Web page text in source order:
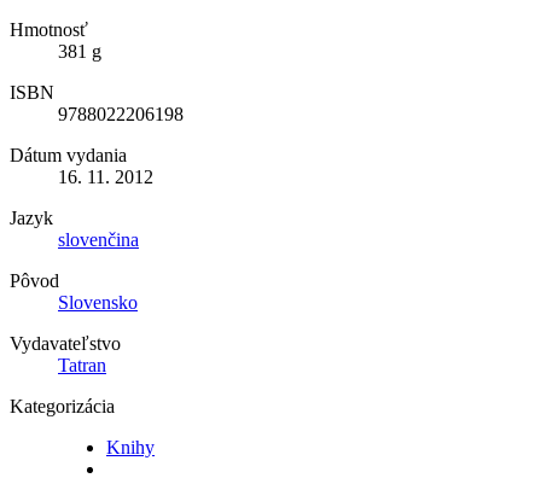
Hmotnosť
381 g
ISBN
9788022206198
Dátum vydania
16. 11. 2012
Jazyk
slovenčina
Pôvod
Slovensko
Vydavateľstvo
Tatran
Kategorizácia
Knihy